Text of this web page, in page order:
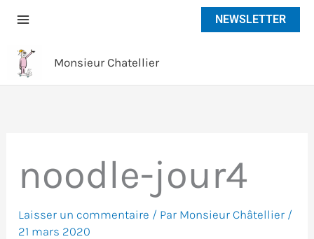
NEWSLETTER
Monsieur Chatellier
noodle-jour4
Laisser un commentaire / Par Monsieur Châtellier /
21 mars 2020